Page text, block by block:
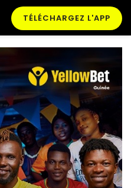
TÉLÉCHARGEZ L'APP